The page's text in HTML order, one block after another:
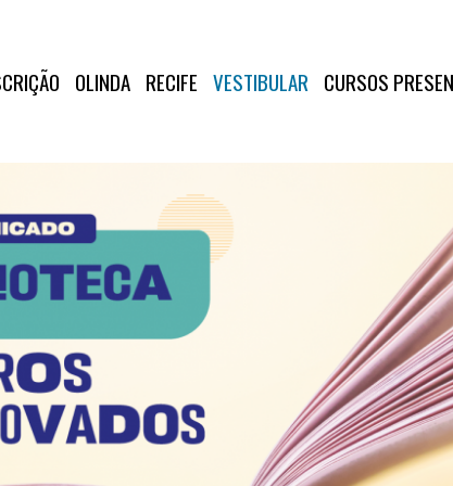
OLINDA RECIFE VESTIBULAR CURSOS